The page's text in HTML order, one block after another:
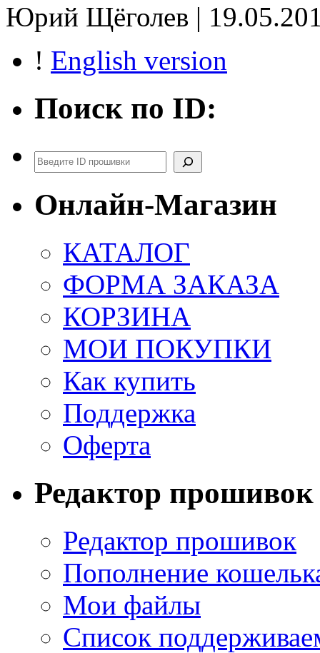
30919AC330
93c66
Юрий Щёголев |
! English version
Поиск по ID:
Поиск
Онлайн-Магазин
КАТАЛОГ
ФОРМА ЗАКАЗА
КОРЗИНА
МОИ ПОКУПКИ
Как купить
Поддержка
Оферта
Редактор прошивок
Редактор прошивок
Пополнение
Мои файлы
Список